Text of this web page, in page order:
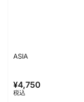
ASIA
通
常
¥4,750
税込